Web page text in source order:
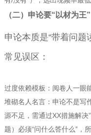
（二）申论要“以材为王”
申论本质是“带着问题
常见误区：
过度依赖模板：阅卷人一眼
堆砌名人名言：申论不是写
源不足，需通过XX措施解
题）必须“问什么答什么”，